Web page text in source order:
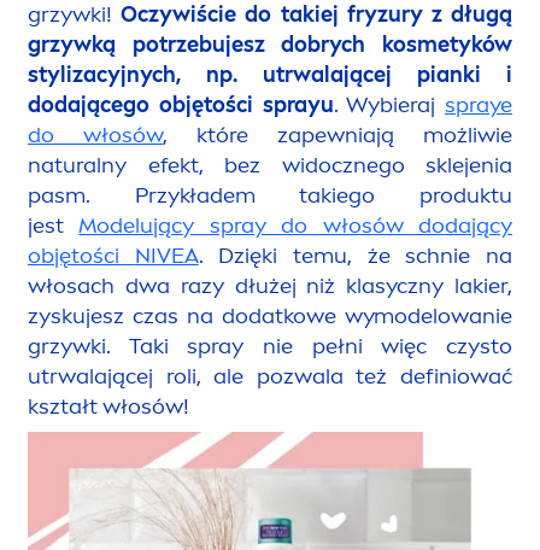
grzywki!Oczywiście do takiej fryzury z długą
grzywką potrzebujesz dobrych kosmetyków
stylizacyjnych, np. utrwalającej pianki i
dodającego objętości sprayu. Wybieraj spraye
do włosów, które zapewniają możliwie
naturalny efekt, bez widocznego sklejenia
pasm. Przykładem takiego produktu
jestModelujący spray do włosów dodający
objętości NIVEA. Dzięki temu, że schnie na
włosach dwa razy dłużej niż klasyczny lakier,
zyskujesz czas na dodatkowe wymodelowanie
grzywki. Taki spray nie pełni więc czysto
utrwalającej roli, ale pozwala też definiować
kształt włosów!